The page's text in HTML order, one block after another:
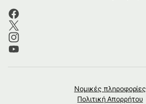
Νομικές πληροφορίες
Πολιτική Απορρήτου